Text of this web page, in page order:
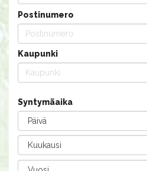
Postinumero
Kaupunki
Syntymäaika